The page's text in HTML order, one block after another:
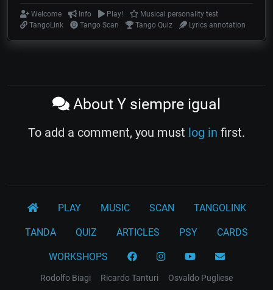
Welcome Info Play!
Musical personality test
TangoLink
Tango Scan Tango Quiz Lyrics annotation
About Y siempre igual
To add a comment, you must log in first.
PLAY MUSIC SCAN TANGOLINK
TANDA QUIZ ARTICLES PSY CARDS
WORKSHOPS
Rodolfo Biagi Ricardo Tanturi Osvaldo Pugliese